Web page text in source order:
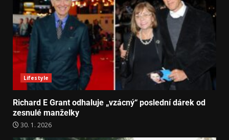
Lifestyle
Richard E Grant odhaluje „vzácný“ poslední dárek od
zesnulé manželky
30. 1. 2026